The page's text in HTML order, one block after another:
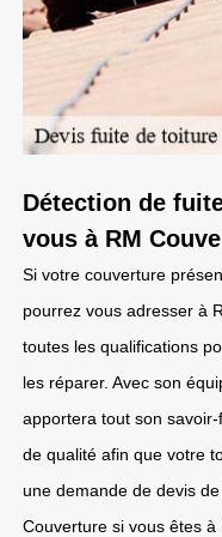
Détection de
vous à RM
Si votre couverture
pourrez vous adresser à
toutes les qualifications
les réparer. Avec son
apportera tout son
de qualité afin que votre
une demande de devis
Couverture si vous êtes à